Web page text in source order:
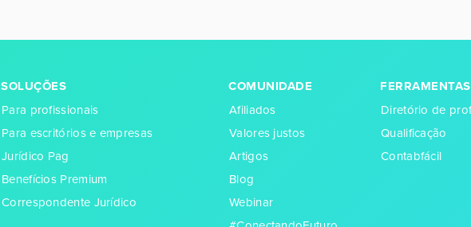
SOLUÇÕES
Para profissionais
Para escritórios e empresas
Jurídico Pag
Benefícios Premium
Correspondente Jurídico
COMUNIDADE
Afiliados
Valores justos
Artigos
Blog
Webinar
FERRAMENTAS
Diretório de
Qualificação
Contabfácil